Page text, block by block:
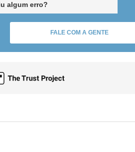
algum erro?
FALE COM A GENTE